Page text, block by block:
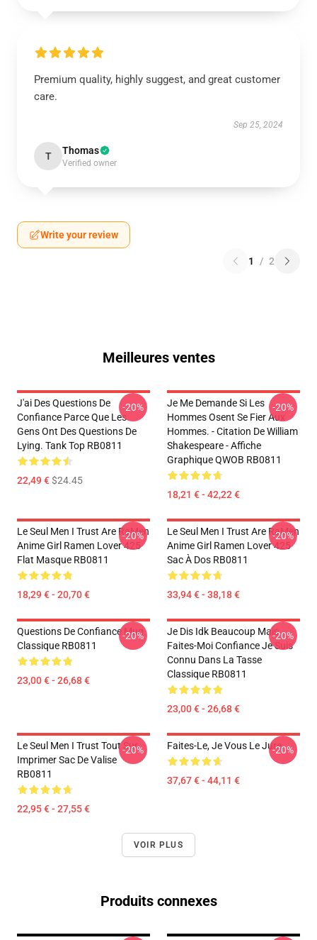
Premium quality, highly suggest, and great customer
care.
Sep 25, 2024
T Thomas
Verified owner
Write your review
1 / 2
Meilleures ventes
J'ai Des Questions De
Confiance Parce Que Les
Gens Ont Des Questions De
Lying. Tank Top RB0811
22,49 €$24.45
-20%
Je Me Demande Si Les
Hommes Osent Se Fier Aux
Hommes. - Citation De William
Shakespeare - Affiche
Graphique QWOB RB0811
18,21 € - 42,22 €
-20%
Le Seul Men I Trust Are RaMen
Anime Girl Ramen Lover 425
Flat Masque RB0811
18,29 € - 20,70 €
-20%
Le Seul Men I Trust Are RaMen
Anime Girl Ramen Lover 425
Sac À Dos RB0811
33,94 € - 38,18 €
-20%
Questions De Confiance Mug
Classique RB0811
23,00 € - 26,68 €
-20%
Je Dis Idk Beaucoup Mais
Faites-Moi Confiance Je Suis
Connu Dans La Tasse
Classique RB0811
23,00 € - 26,68 €
-20%
Le Seul Men I Trust Tout Sur
Imprimer Sac De Valise
RB0811
22,95 € - 27,55 €
-20% Faites-Le, Je Vous Le Jure.
37,67 € - 44,11 €
-20%
VOIR PLUS
Produits connexes